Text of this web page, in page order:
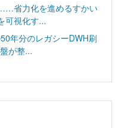
省力化を進めるすかい
可視化す...
年分のレガシーDWH刷
が整...